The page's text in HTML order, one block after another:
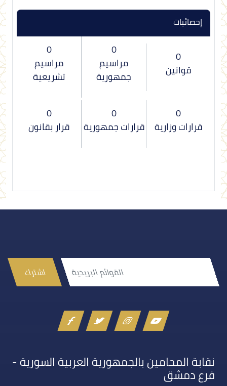
إحصائيات
0
قوانين
0
مراسيم
جمهورية
0
مراسيم
تشريعية
0
قرارات وزارية
0
قرارات جمهورية
0
قرار بقانون
اشترك
نقابة المحامين بالجمهورية العربية السورية -
فرع دمشق